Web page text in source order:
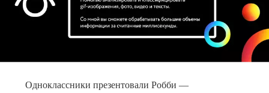
Одноклассники презентовали Робби —